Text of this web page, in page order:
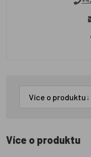
Více o produktu↓
Více o produktu